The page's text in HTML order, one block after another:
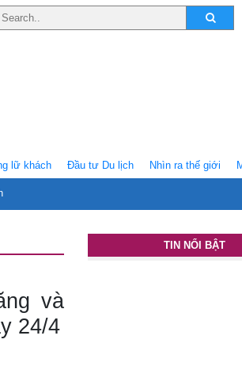
lữ khách Ðầu tư Du lịch Nhìn ra thế giới
và
24/4
TIN NỔI BẬT